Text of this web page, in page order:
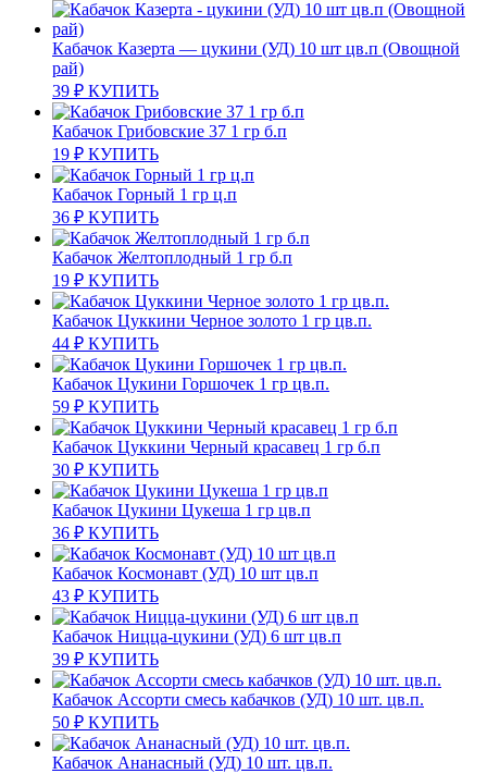
Кабачок Казерта — цукини (УД) 10 шт цв.п (Овощной
рай)
39 ₽ КУПИТЬ
Кабачок Грибовские 37 1 гр б.п
19 ₽ КУПИТЬ
Кабачок Горный 1 гр ц.п
36 ₽ КУПИТЬ
Кабачок Желтоплодный 1 гр б.п
19 ₽ КУПИТЬ
Кабачок Цуккини Черное золото 1 гр цв.п.
44 ₽ КУПИТЬ
Кабачок Цукини Горшочек 1 гр цв.п.
59 ₽ КУПИТЬ
Кабачок Цуккини Черный красавец 1 гр б.п
30 ₽ КУПИТЬ
Кабачок Цукини Цукеша 1 гр цв.п
36 ₽ КУПИТЬ
Кабачок Космонавт (УД) 10 шт цв.п
43 ₽ КУПИТЬ
Кабачок Ницца-цукини (УД) 6 шт цв.п
39 ₽ КУПИТЬ
Кабачок Ассорти смесь кабачков (УД) 10 шт. цв.п.
50 ₽ КУПИТЬ
Кабачок Ананасный (УД) 10 шт. цв.п.